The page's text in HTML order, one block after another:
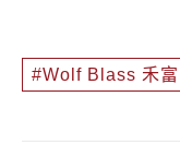
Wolf Blass 禾富